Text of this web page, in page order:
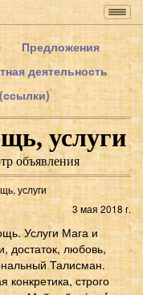
Предложения
деятельность
услуги
объявления
услуги
3 мая 2018 г.
Услуги Мага и
достаток, любовь,
Талисман.
строго